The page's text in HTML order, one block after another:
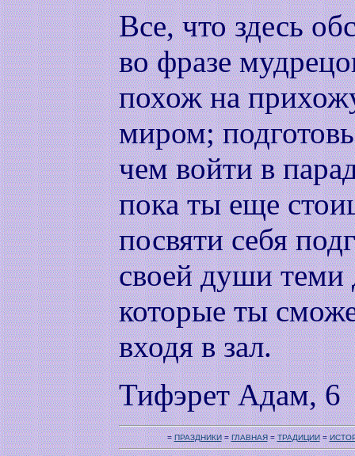
Все, что здесь
во фразе
похож на
миром;
чем войти в
пока ты еще
посвяти себя
своей души теми
которые ты
входя в зал.
Тифэрет Адам, 6
=ПРАЗДНИКИ=ГЛАВНАЯ=ТРАДИЦИИ=